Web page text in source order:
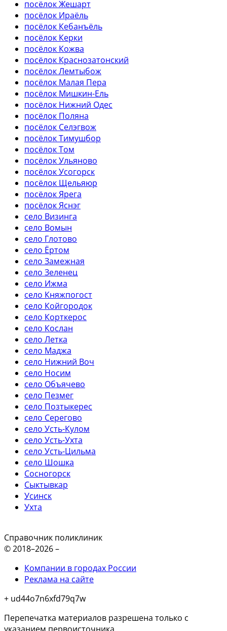
посёлок Жешарт
посёлок Ираёль
посёлок Кебанъёль
посёлок Керки
посёлок Кожва
посёлок Краснозатонский
посёлок Лемтыбож
посёлок Малая Пера
посёлок Мишкин-Ель
посёлок Нижний Одес
посёлок Поляна
посёлок Селэгвож
посёлок Тимушбор
посёлок Том
посёлок Ульяново
посёлок Усогорск
посёлок Щельяюр
посёлок Ярега
посёлок Яснэг
село Визинга
село Вомын
село Глотово
село Ёртом
село Замежная
село Зеленец
село Ижма
село Княжпогост
село Койгородок
село Корткерос
село Кослан
село Летка
село Маджа
село Нижний Воч
село Носим
село Объячево
село Пезмег
село Позтыкерес
село Серегово
село Усть-Кулом
село Усть-Ухта
село Усть-Цильма
село Шошка
Сосногорск
Сыктывкар
Усинск
Ухта
Справочник поликлиник
© 2018–2026 –
Компании в городах России
Реклама на сайте
+ ud44o7n6xfd79q7w
Перепечатка материалов разрешена только с